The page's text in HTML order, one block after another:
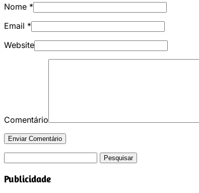
Nome *
Email *
Website
Comentário
Publicidade